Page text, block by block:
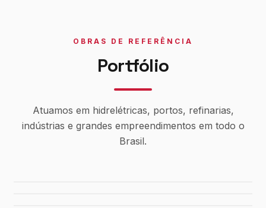
OBRAS DE REFERÊNCIA
Portfólio
Atuamos em hidrelétricas, portos, refinarias,
indústrias e grandes empreendimentos em todo o
Brasil.